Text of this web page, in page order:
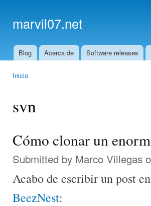
marvil07.net
Main menu
Blog Acerca de Software releases
Inicio
svn
Cómo clonar un
Submitted by Marco Villegas
Acabo de escribir un post
BeezNest: